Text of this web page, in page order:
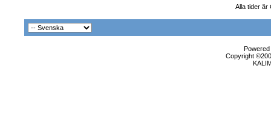
Alla tider är
Copyright